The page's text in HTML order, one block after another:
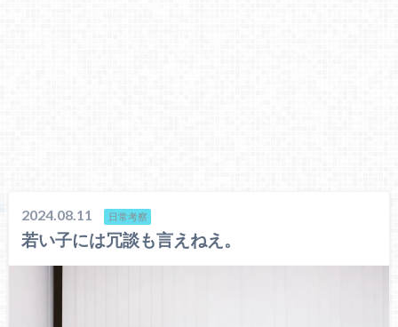
2024.08.11 日常考察
若い子には冗談も言えねえ。